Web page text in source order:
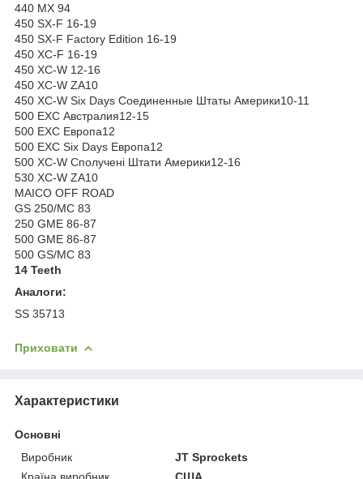
440 MX 94
450 SX-F 16-19
450 SX-F Factory Edition 16-19
450 XC-F 16-19
450 XC-W 12-16
450 XC-W ZA10
450 XC-W Six Days Соединенные Штаты Америки10-11
500 EXC Австралия12-15
500 EXC Европа12
500 EXC Six Days Европа12
500 XC-W Сполучені Штати Америки12-16
530 XC-W ZA10
MAICO OFF ROAD
GS 250/MC 83
250 GME 86-87
500 GME 86-87
500 GS/MC 83
14 Teeth
Аналоги:
SS 35713
Приховати
Характеристики
Основні
Виробник
JT Sprockets
Країна виробник
США